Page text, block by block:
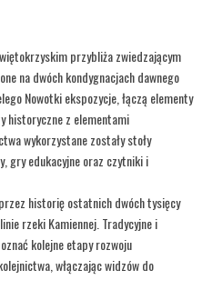
przybliża zwiedzającym
na dwóch kondygnacjach dawnego
Nowotki ekspozycje, łączą elementy
historyczne z elementami
wykorzystane zostały stoły
gry edukacyjne oraz czytniki i
historię ostatnich dwóch tysięcy
rzeki Kamiennej. Tradycyjne i
kolejne etapy rozwoju
włączając widzów do